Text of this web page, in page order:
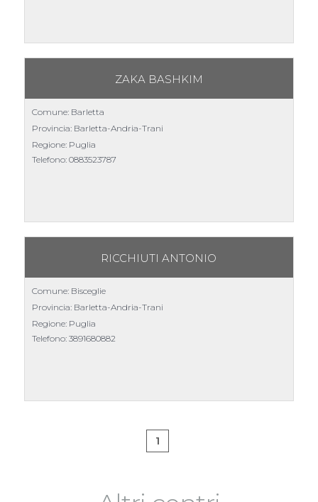
ZAKA BASHKIM
Comune: Barletta
Provincia: Barletta-Andria-Trani
Regione: Puglia
Telefono: 0883523787
RICCHIUTI ANTONIO
Comune: Bisceglie
Provincia: Barletta-Andria-Trani
Regione: Puglia
Telefono: 3891680882
1